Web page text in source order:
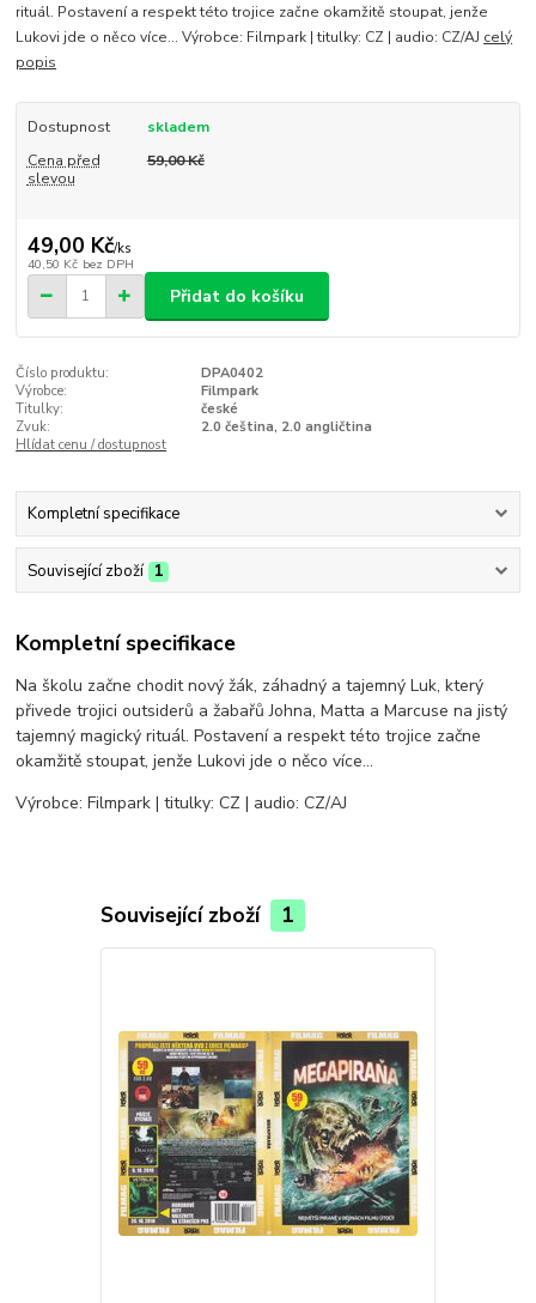
rituál. Postavení a respekt této trojice začne okamžitě stoupat, jenže
Lukovi jde o něco více... Výrobce: Filmpark | titulky: CZ | audio: CZ/AJ celý
popis
Dostupnost
skladem
Cena před
slevou
59,00 Kč
49,00 Kč/ks
40,50 Kč bez DPH
Přidat do košíku
Číslo produktu:
DPA0402
Výrobce:
Filmpark
Titulky:
české
Zvuk:
2.0 čeština, 2.0 angličtina
Hlídat cenu / dostupnost
Kompletní specifikace
Související zboží 1
Kompletní specifikace
Na školu začne chodit nový žák, záhadný a tajemný Luk, který
přivede trojici outsiderů a žabařů Johna, Matta a Marcuse na jistý
tajemný magický rituál. Postavení a respekt této trojice začne
okamžitě stoupat, jenže Lukovi jde o něco více...
Výrobce: Filmpark | titulky: CZ | audio: CZ/AJ
Související zboží 1